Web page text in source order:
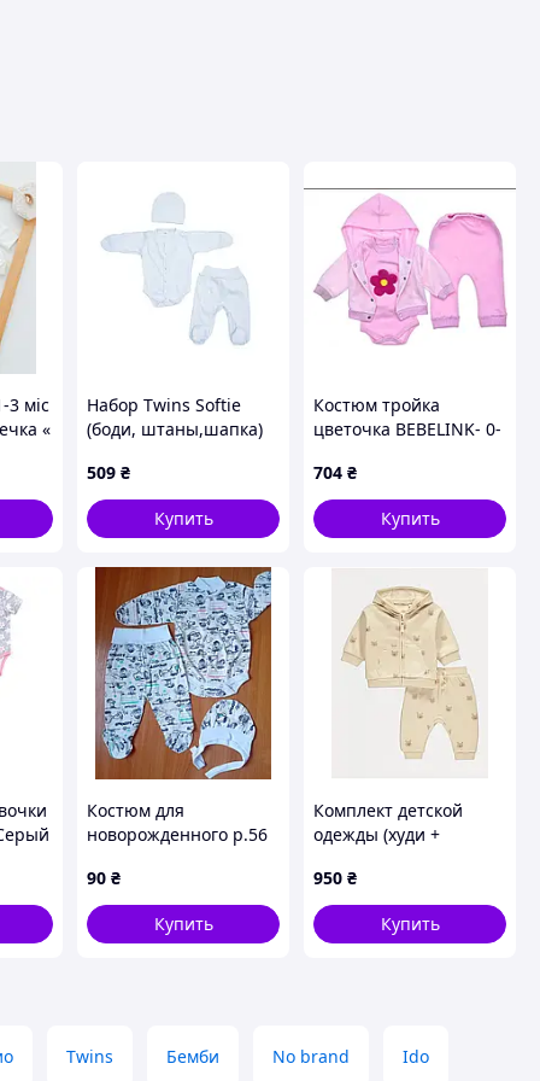
3 міс
«
Набор Twins Softie
(боди, штаны,шапка)
голубой
509 ₴
Купить
Костюм тройка
цветочка BEBELINK- 0-
704 ₴
Купить
Костюм для
новорожденного р.56
90 ₴
Купить
Комплект детской
одежды (худи +
George с милым
принтом в виде
мишек
950 ₴
Купить
Twins Бемби No brand Ido